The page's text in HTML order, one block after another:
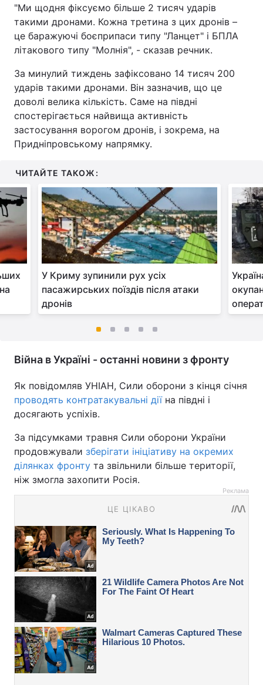
"Ми щодня фіксуємо більше 2 тисяч ударів
такими дронами. Кожна третина з цих дронів –
це баражуючі боєприпаси типу "Ланцет" і БПЛА
літакового типу "Молнія", - сказав речник.
За минулий тиждень зафіксовано 14 тисяч 200
ударів такими дронами. Він зазначив, що це
доволі велика кількість. Саме на півдні
спостерігається найвища активність
застосування ворогом дронів, і зокрема, на
Придніпровському напрямку.
ЧИТАЙТЕ ТАКОЖ:
У Криму зупинили рух усіх
пасажирських поїздів після атаки
дронів
Війна в Україні - останні новини з фронту
Як повідомляв УНІАН, Сили оборони з кінця січня
проводять контратакувальні діїна півдні і
досягають успіхів.
За підсумками травня Сили оборони України
продовжували зберігати ініціативу на окремих
ділянках фронту та звільнили більше території,
ніж змогла захопити Росія.
Реклама